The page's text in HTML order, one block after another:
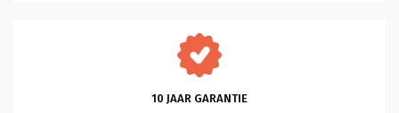
10 JAAR GARANTIE